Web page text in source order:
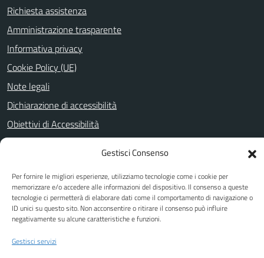
Gestisci Consenso
Per fornire le migliori esperienze, utilizziamo tecnologie come i cookie per
memorizzare e/o accedere alle informazioni del dispositivo. Il consenso a queste
tecnologie ci permetterà di elaborare dati come il comportamento di navigazione o
ID unici su questo sito. Non acconsentire o ritirare il consenso può influire
negativamente su alcune caratteristiche e funzioni.
Gestisci servizi
Richiesta assistenza
Amministrazione trasparente
Informativa privacy
Cookie Policy (UE)
Note legali
Dichiarazione di accessibilità
Obiettivi di Accessibilità
Facebook
Attuazione Misure PNRR